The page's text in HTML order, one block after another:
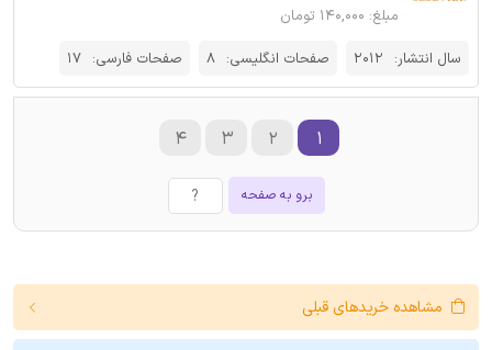
مبلغ: ۱۴۰,۰۰۰ تومان
سال انتشار: 2012 صفحات انگلیسی: 8 صفحات فارسی: 17
برو به صفحه
۱ ۲ ۳ ۴
مشاهده خریدهای قبلی